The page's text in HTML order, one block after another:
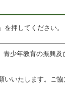
押してください。
少年教育の振興
いたします。ご